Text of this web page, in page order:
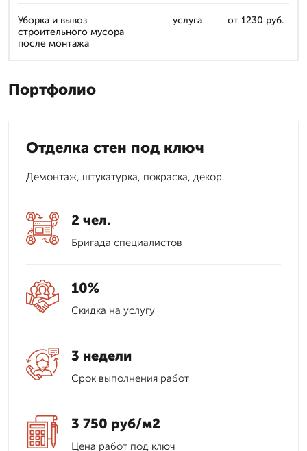
Уборка и вывоз
строительного мусора
после монтажа
услуга от 1230 руб.
Портфолио
Отделка стен под ключ
Демонтаж, штукатурка, покраска, декор.
2 чел.
Бригада специалистов
10%
Скидка на услугу
3 недели
Срок выполнения работ
3 750 руб/м2
Цена работ под ключ